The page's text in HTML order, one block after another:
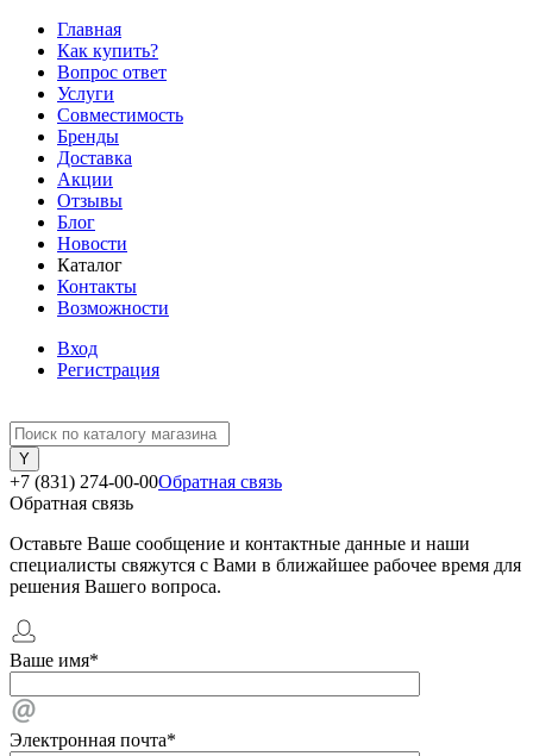
Главная
Как купить?
Вопрос ответ
Услуги
Совместимость
Бренды
Доставка
Акции
Отзывы
Блог
Новости
Каталог
Контакты
Возможности
Вход
Регистрация
+7 (831) 274-00-00Обратная связь
Обратная связь
Оставьте Ваше сообщение и контактные данные и наши
специалисты свяжутся с Вами в ближайшее рабочее время для
решения Вашего вопроса.
Ваше имя*
Электронная почта*